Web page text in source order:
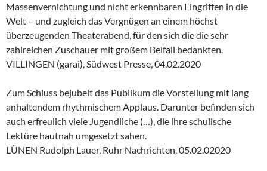
Massenvernichtung und nicht erkennbaren Eingriffen in die
Welt – und zugleich das Vergnügen an einem höchst
überzeugenden Theaterabend, für den sich die die sehr
zahlreichen Zuschauer mit großem Beifall bedankten.
VILLINGEN (garai), Südwest Presse, 04.02.2020
Zum Schluss bejubelt das Publikum die Vorstellung mit lang
anhaltendem rhythmischem Applaus. Darunter befinden sich
auch erfreulich viele Jugendliche (…), die ihre schulische
Lektüre hautnah umgesetzt sahen.
LÜNEN Rudolph Lauer, Ruhr Nachrichten, 05.02.02020